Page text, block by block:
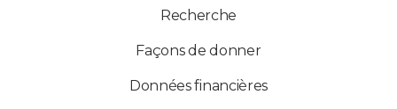
Recherche
Façons de donner
Données financières